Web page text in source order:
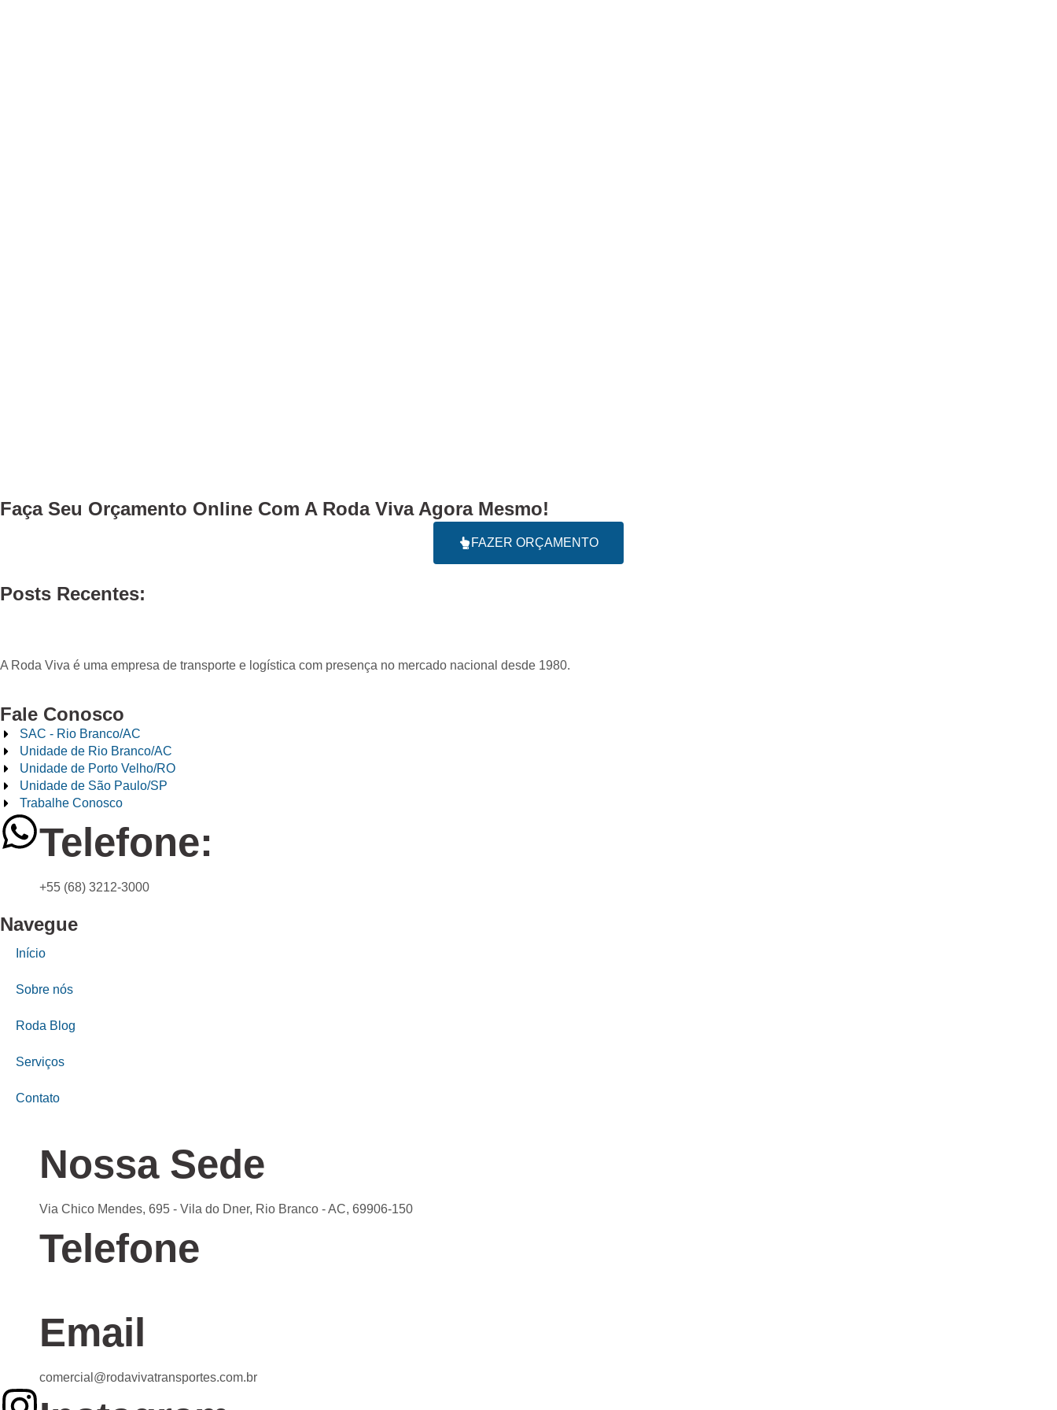
Faça Seu Orçamento Online Com A Roda Viva Agora Mesmo!
FAZER ORÇAMENTO
Posts Recentes:
A Roda Viva é uma empresa de transporte e logística com presença no mercado nacional desde 1980.
Fale Conosco
SAC - Rio Branco/AC
Unidade de Rio Branco/AC
Unidade de Porto Velho/RO
Unidade de São Paulo/SP
Trabalhe Conosco
Telefone:
+55 (68) 3212-3000
Navegue
Início
Sobre nós
Roda Blog
Serviços
Contato
Nossa Sede
Via Chico Mendes, 695 - Vila do Dner, Rio Branco - AC, 69906-150
Telefone
Email
comercial@rodavivatransportes.com.br